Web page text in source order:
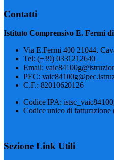
Contatti
Istituto Comprensivo E. Fermi
Via E.Fermi 400 21044,
Tel: (+39) 0331212640
Email:
PEC:
C.F.: 82010620126
Codice IPA:
Codice unico di
Sezione Link Utili